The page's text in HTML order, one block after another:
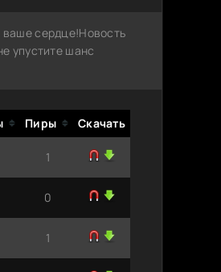
ваше сердце!Новость
упустите шанс
Пиры
Скачать
1
0
1